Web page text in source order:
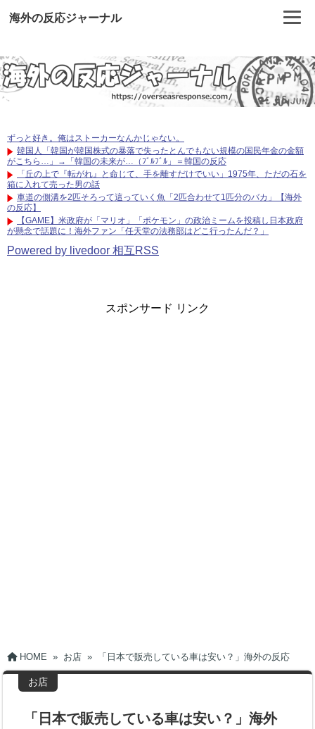
海外の反応ジャーナル
ずっと好き。俺はストーカーなんかじゃない。
韓国人「韓国が韓国株式の暴落で失ったとんでもない規模の国民年金の金額
がこちら…」→「韓国の未来が…（ﾌﾞﾙﾌﾞﾙ」＝韓国の反応
「丘の上で『転がれ』と命じて、手を離すだけでいい」1975年、ただの石を
箱に入れて売った男の話
車道の側溝を2匹そろって這っていく魚「2匹合わせて1匹分のバカ」【海外
の反応】
【GAME】米政府が「マリオ」「ポケモン」の政治ミームを投稿し日本政府
が懸念で話題に！海外ファン「任天堂の法務部はどこ行ったんだ？」
Powered by livedoor 相互RSS
スポンサード リンク
HOME » お店 » 「日本で販売している車は安い？」海外の反応
お店
「日本で販売している車は安い？」海外